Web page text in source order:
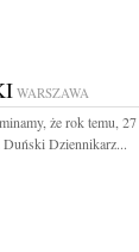
WARSZAWA
że rok temu, 27
Duński Dziennikarz...